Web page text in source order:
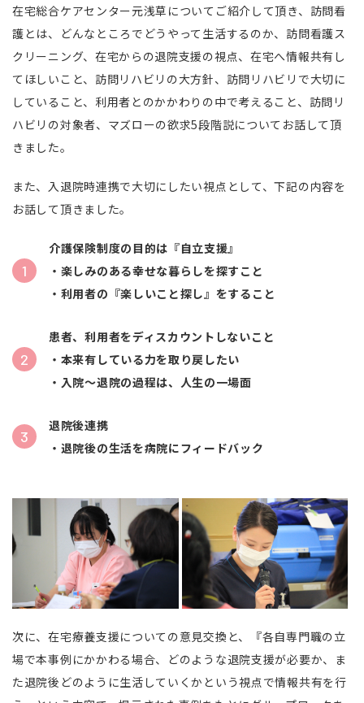
在宅総合ケアセンター元浅草についてご紹介して頂き、訪問看
護とは、どんなところでどうやって生活するのか、訪問看護ス
クリーニング、在宅からの退院支援の視点、在宅へ情報共有し
てほしいこと、訪問リハビリの大方針、訪問リハビリで大切に
していること、利用者とのかかわりの中で考えること、訪問リ
ハビリの対象者、マズローの欲求5段階説についてお話して頂
きました。
また、入退院時連携で大切にしたい視点として、下記の内容を
お話して頂きました。
介護保険制度の目的は『自立支援』
・楽しみのある幸せな暮らしを探すこと
・利用者の『楽しいこと探し』をすること
患者、利用者をディスカウントしないこと
・本来有している力を取り戻したい
・入院～退院の過程は、人生の一場面
退院後連携
・退院後の生活を病院にフィードバック
次に、在宅療養支援についての意見交換と、『各自専門職の立
場で本事例にかかわる場合、どのような退院支援が必要か、ま
た退院後どのように生活していくかという視点で情報共有を行